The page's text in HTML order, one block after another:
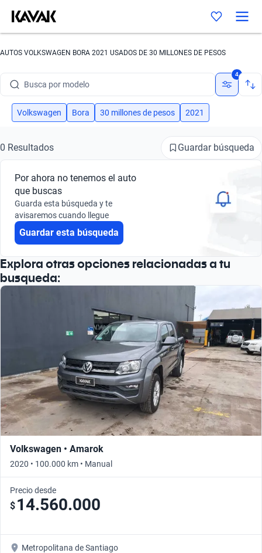
AUTOS VOLKSWAGEN BORA 2021 USADOS DE 30 MILLONES DE PESOS
Busca por modelo
Busca por versión
Busca por marca
Busca por modelo
Busca por versión
4
Volkswagen Bora 30 millones de pesos 2021
0 Resultados Guardar búsqueda
Por ahora no tenemos el auto
que buscas
Guarda esta búsqueda y te
avisaremos cuando llegue
Guardar esta búsqueda
Explora otras opciones relacionadas a tu
busqueda:
Volkswagen • Amarok
2020 • 100.000 km • Manual
Precio desde
$ 14.560.000
Metropolitana de Santiago